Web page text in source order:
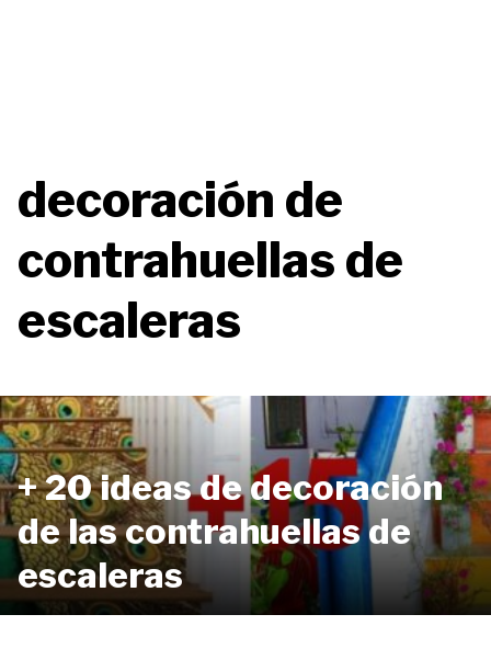
decoración de
contrahuellas de
escaleras
+ 20 ideas de decoración
de las contrahuellas de
escaleras